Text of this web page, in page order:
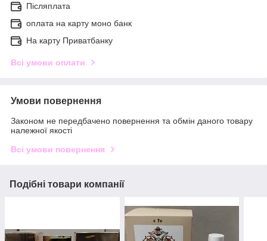
Післяплата
оплата на карту моно банк
На карту Приватбанку
Всі умови оплати
Умови повернення
Законом не передбачено повернення та обмін даного товару
належної якості
Всі умови повернення
Подібні товари компанії